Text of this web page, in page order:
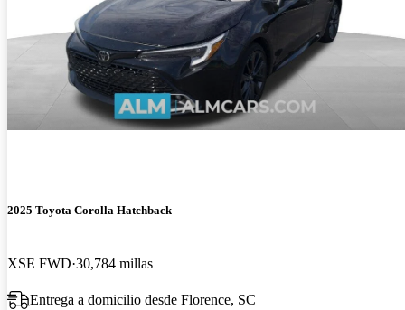
2025 Toyota Corolla Hatchback
XSE FWD 30,784 millas
Entrega a domicilio desde Florence, SC